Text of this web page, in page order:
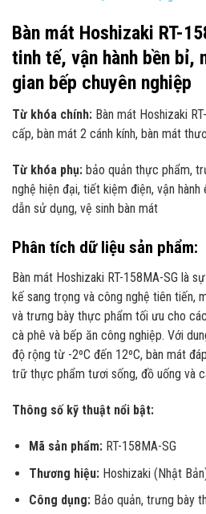
Bàn mát Hoshizaki RT-
tinh tế, vận hành bền bỉ,
gian bếp chuyên nghiệp
Từ khóa chính: Bàn mát Hoshizaki
cấp, bàn mát 2 cánh kính, bàn mát
Từ khóa phụ: bảo quản thực phẩm,
nghệ hiện đại, tiết kiệm điện, vận
dẫn sử dụng, vệ sinh bàn mát
Phân tích dữ liệu sản phẩm:
Bàn mát Hoshizaki RT-158MA-SG là
kế sang trọng và công nghệ tiên tiến,
và trưng bày thực phẩm tối ưu cho các
cà phê và bếp ăn công nghiệp. Với
độ rộng từ -2ºC đến 12ºC, bàn mát
trữ thực phẩm tươi sống, đồ uống và
Thông số kỹ thuật nổi bật:
Mã sản phẩm:RT-158MA-SG
Thương hiệu:Hoshizaki (Nhật
Công dụng:Bảo quản, trưng bày